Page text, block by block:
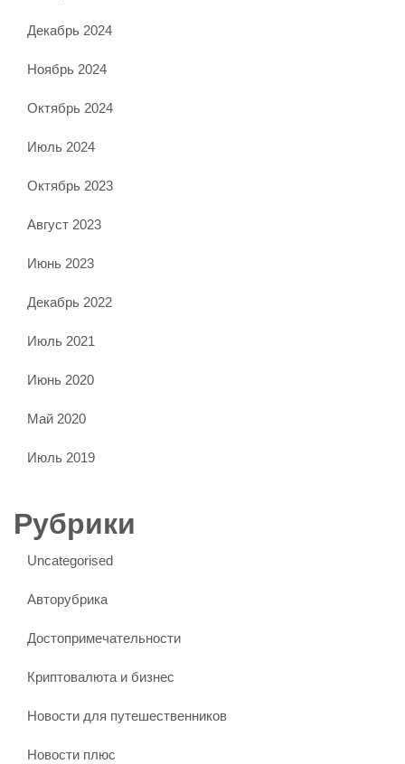
Декабрь 2024
Ноябрь 2024
Октябрь 2024
Июль 2024
Октябрь 2023
Август 2023
Июнь 2023
Декабрь 2022
Июль 2021
Июнь 2020
Май 2020
Июль 2019
Рубрики
Uncategorised
Авторубрика
Достопримечательности
Криптовалюта и бизнес
Новости для путешественников
Новости плюс